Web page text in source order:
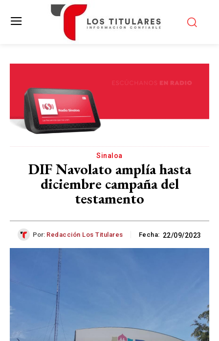
Sinaloa
DIF Navolato amplía hasta
diciembre campaña del
testamento
Por: Redacción Los Titulares Fecha: 22/09/2023